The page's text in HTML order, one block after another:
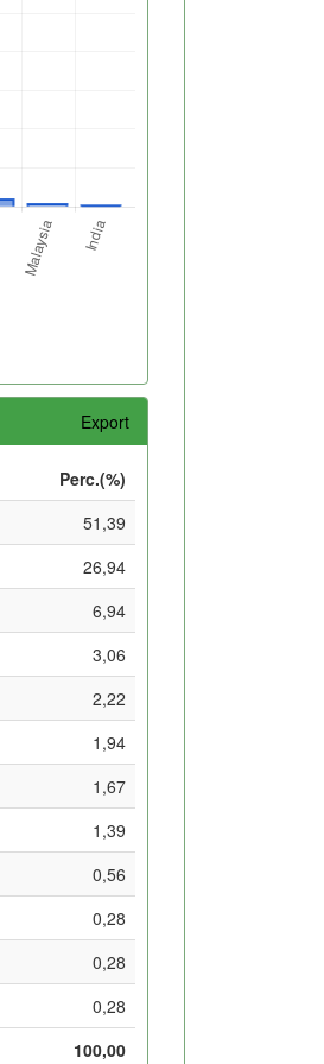
Export
Perc.(%)
51,39
26,94
6,94
3,06
2,22
1,94
1,67
1,39
0,56
0,28
0,28
0,28
100,00